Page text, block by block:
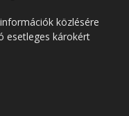
közlésére
esetleges károkért